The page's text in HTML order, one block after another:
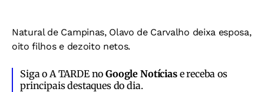
Natural de Campinas, Olavo de Carvalho deixa esposa,
oito filhos e dezoito netos.
Siga o A TARDE noGoogle Notíciase receba os
principais destaques do dia.